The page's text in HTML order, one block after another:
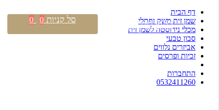
דף הבית
שמן זית משק נפתלי
מכלי נירוסטה לשמן זית
סבון טבעי
אביזרים נלווים
זכיות ופרסים
התחברות
0532411260
התחברות \ הרשמה סל קניות 0
0